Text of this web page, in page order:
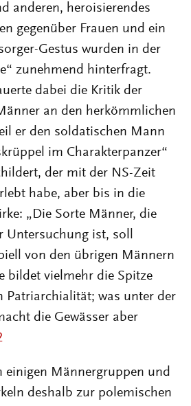
anderen, heroisierendes
gegenüber Frauen und ein
Gestus wurden in der
zunehmend hinterfragt.
dabei die Kritik der
an den herkömmlichen
er den soldatischen Mann
im Charakterpanzer“
der mit der NS-Zeit
habe, aber bis in die
„Die Sorte Männer, die
Untersuchung ist, soll
von den übrigen Männern
bildet vielmehr die Spitze
Patriarchialität; was unter der
die Gewässer aber
einigen Männergruppen und
deshalb zur polemischen